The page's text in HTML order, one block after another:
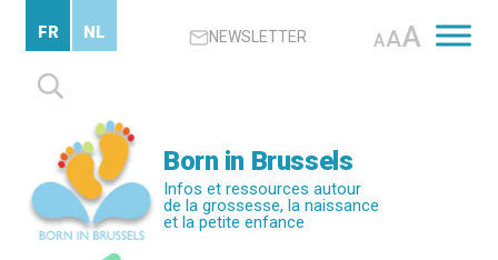
contenu
principal
NEWSLETTER AAA
Rechercher :
FR NL
Born in Brussels
Infos et ressources autour
de la grossesse, la naissance
et la petite enfance